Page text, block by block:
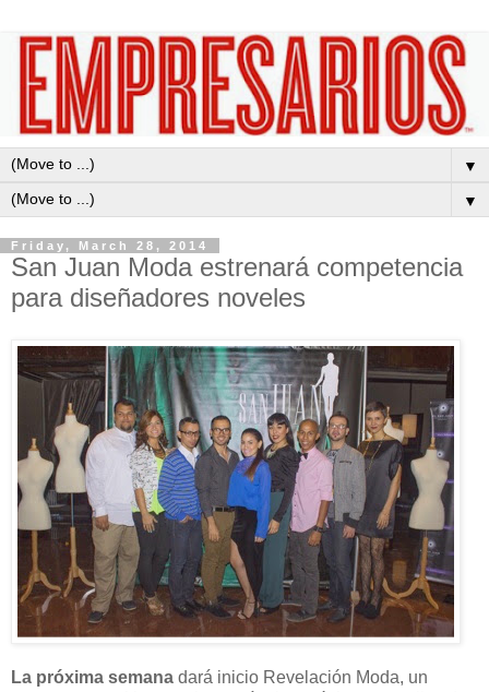
▼
▼
Friday, March 28, 2014
San Juan Moda estrenará competencia
para diseñadores noveles
La próxima semana dará inicio Revelación Moda, un